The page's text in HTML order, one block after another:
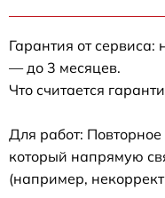
Гарантия от
— до 3 месяцев.
Что считается
Для работ:
который напрямую
(например,